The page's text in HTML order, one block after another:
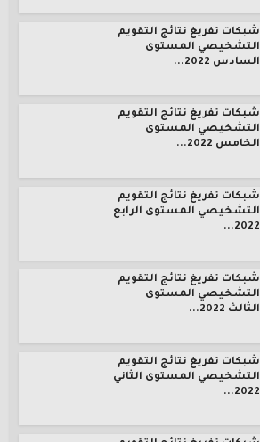
شبكات تفريغ نتائج التقويم
التشخيصي المستوى
السادس 2022...
شبكات تفريغ نتائج التقويم
التشخيصي المستوى
الخامس 2022...
شبكات تفريغ نتائج التقويم
التشخيصي المستوى الرابع
2022...
شبكات تفريغ نتائج التقويم
التشخيصي المستوى
الثالث 2022...
شبكات تفريغ نتائج التقويم
التشخيصي المستوى الثاني
2022...